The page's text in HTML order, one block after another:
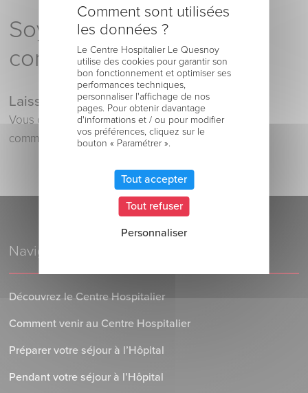
Soyez le premier à
commenter !
Laisser un commentaire
Vous devez vous connecterpour publier un
commentaire.
Navigation
Découvrez le Centre Hospitalier
Comment venir au Centre Hospitalier
Préparer votre séjour à l’Hôpital
Pendant votre séjour à l’Hôpital
Comment sont utilisées
les données ?
Le Centre Hospitalier Le Quesnoy
utilise des cookies pour garantir son
bon fonctionnement et optimiser ses
performances techniques,
personnaliser l'affichage de nos
pages. Pour obtenir davantage
d'informations et / ou pour modifier
vos préférences, cliquez sur le
bouton « Paramétrer ».
Tout accepter
Tout refuser
Personnaliser